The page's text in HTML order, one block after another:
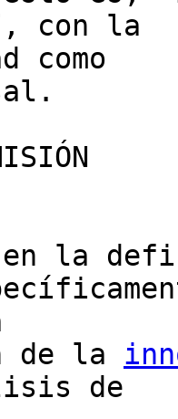
con la
como
en la
de la
de